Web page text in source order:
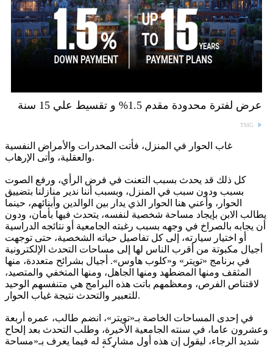
عرض لفترة محدودة مقدم 1.5% و تقسيط علي 15 سنة
TMG
غاب الحوار في المنزل، فأتت المخدرات والأمراض النفسية
والعقلية، وأتى الإرهاب.
كل ذلك قد يحدث بسبب التعنت في فرض الرأي، ورفع الصوت
بسبب ودون سبب في المنزل، وبسبب أننا ندير منازلنا بتضييق
الحوار، وأعني هنا الحوار الذي يدار بين الوالدين وأبنائهم، حينما
يطالب الابن بإيجاد مساحة شخصية لنفسه، يتحدث فيها بأمان، ودون
أن يجابه بالصراخ في وجهه بسبب رغبته الجامعية أو نتائجه الدراسية
أو اختيار سيارته، إلى كل تفاصيل حياته الشخصية، حتى توجهت
أجيال مكبوتة من أقرب الناس لها إلى مساحات التحدث الإلكترونية
في برنامج «تويتر» و«كلوب هاوس». أجيال بشرائح متعددة، منها
المثقف ومنها المضطهد ومنها الجاهل، ومنها المتخفي والمتصيد،
لاقتناص الفرص، ومعظمهم باتت هذه البرامج هي متنفسهم الوحيد
للتعبير والتحدث نتيجة غياب الحوار.
في إحدى المساحات الخاصة بـ«تويتر»، انضم طالب، عمره أربعة
وعشرون عاما، في سنته الجامعية الأخيرة، وطلب التحدث بعد إلحاح
شديد الرجاء، ليقول إن هذه أول مشاركة له فيما يعرف بـ«مساحة